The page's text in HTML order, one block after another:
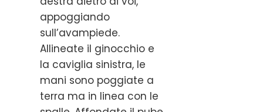
appoggiando
sull’avampiede.
Allineate il ginocchio e
la caviglia sinistra, le
mani sono poggiate a
terra ma in linea con le